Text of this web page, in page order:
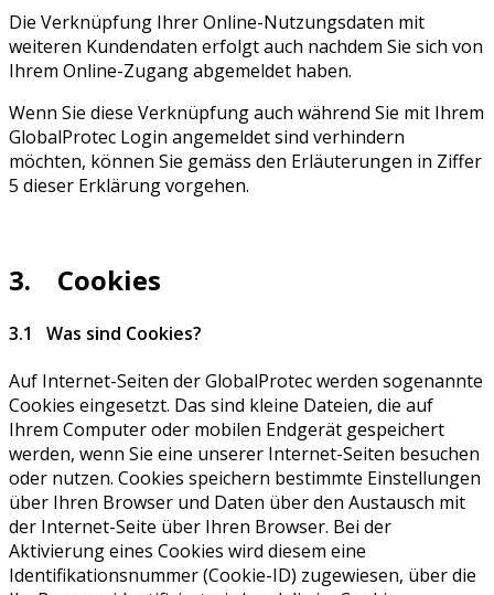
Die Verknüpfung Ihrer Online-Nutzungsdaten mit
weiteren Kundendaten erfolgt auch nachdem Sie sich von
Ihrem Online-Zugang abgemeldet haben.
Wenn Sie diese Verknüpfung auch während Sie mit Ihrem
GlobalProtec Login angemeldet sind verhindern
möchten, können Sie gemäss den Erläuterungen in Ziffer
5 dieser Erklärung vorgehen.
3. Cookies
3.1 Was sind Cookies?
Auf Internet-Seiten der GlobalProtec werden sogenannte
Cookies eingesetzt. Das sind kleine Dateien, die auf
Ihrem Computer oder mobilen Endgerät gespeichert
werden, wenn Sie eine unserer Internet-Seiten besuchen
oder nutzen. Cookies speichern bestimmte Einstellungen
über Ihren Browser und Daten über den Austausch mit
der Internet-Seite über Ihren Browser. Bei der
Aktivierung eines Cookies wird diesem eine
Identifikationsnummer (Cookie-ID) zugewiesen, über die